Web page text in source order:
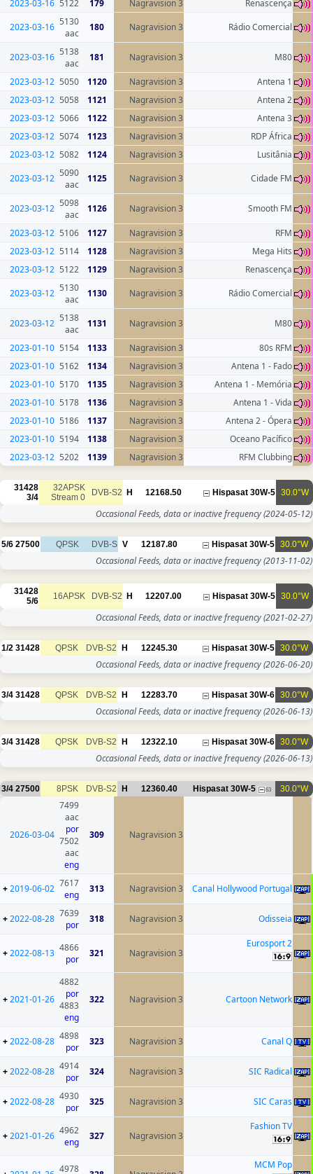
Nagravision 3
5122
2023-03-16
Nagravision 3
5130
aac
2023-03-16
Nagravision 3
5138
aac
2023-03-16
Nagravision 3
5050
2023-03-12
Nagravision 3
5058
2023-03-12
Nagravision 3
5066
2023-03-12
Nagravision 3
5074
2023-03-12
Nagravision 3
5082
2023-03-12
Nagravision 3
5090
aac
2023-03-12
Nagravision 3
5098
aac
2023-03-12
Nagravision 3
5106
2023-03-12
Nagravision 3
5114
2023-03-12
Nagravision 3
5122
2023-03-12
Nagravision 3
5130
aac
2023-03-12
Nagravision 3
5138
aac
2023-03-12
Nagravision 3
5154
2023-01-10
Nagravision 3
5162
2023-01-10
Nagravision 3
5170
2023-01-10
Nagravision 3
5178
2023-01-10
Nagravision 3
5186
2023-01-10
Nagravision 3
5194
2023-01-10
Nagravision 3
5202
2023-03-12
12168.50
H
DVB-S2
32APSK
Stream 0
31428
3/4
Occasional Feeds, data or
12187.80
V
DVB-S
QPSK
27500
5/6
Occasional Feeds, data or
12207.00
H
DVB-S2
16APSK
31428
5/6
Occasional Feeds, data or
12245.30
H
DVB-S2
QPSK
31428
1/2
Occasional Feeds, data or
12283.70
H
DVB-S2
QPSK
31428
3/4
Occasional Feeds, data or
12322.10
H
DVB-S2
QPSK
31428
3/4
Occasional Feeds, data or
12360.40
H
DVB-S2
8PSK
27500
3/4
por
7502
2026-03-04
Nagravision 3
313
7617
eng
2019-06-02
Nagravision 3
7639
por
2022-08-28
Nagravision 3
4866
por
2022-08-13
Nagravision 3
por
4883
2021-01-26
Nagravision 3
4898
por
2022-08-28
Nagravision 3
4914
por
2022-08-28
Nagravision 3
4930
por
2022-08-28
Nagravision 3
4962
eng
2021-01-26
4978